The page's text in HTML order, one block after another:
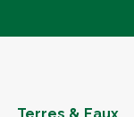
Terres & Eaux